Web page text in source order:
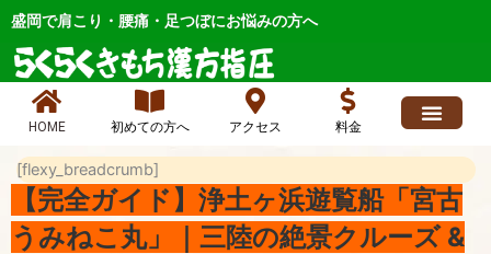
内
を
盛岡で肩こり・腰痛・足つぼにお悩みの方へ
HOME 初めての方へ アクセス 料金
[flexy_breadcrumb]
【完全ガイド】浄土ヶ浜遊覧船「宮古
うみねこ丸」｜三陸の絶景クルーズ &